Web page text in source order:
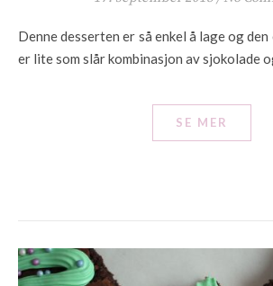
Denne desserten er så enkel å lage og den er kjempegod! Det
er lite som slår kombinasjon av sjokolade
SE MER